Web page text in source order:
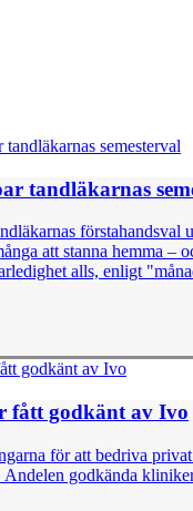
tandläkarnas
förstahandsval
att stanna hemma –
alls, enligt
fått godkänt av Ivo
för att bedriva
godkända